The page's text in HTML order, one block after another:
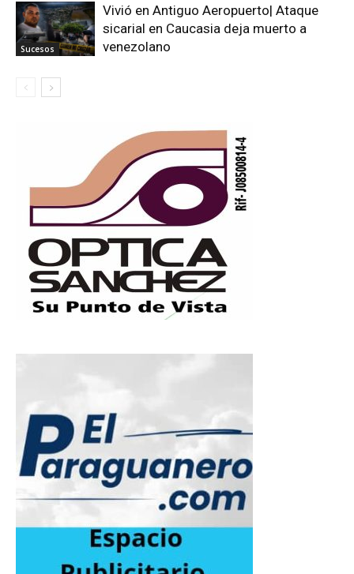
Sucesos
Vivió en Antiguo Aeropuerto| Ataque
sicarial en Caucasia deja muerto a
venezolano